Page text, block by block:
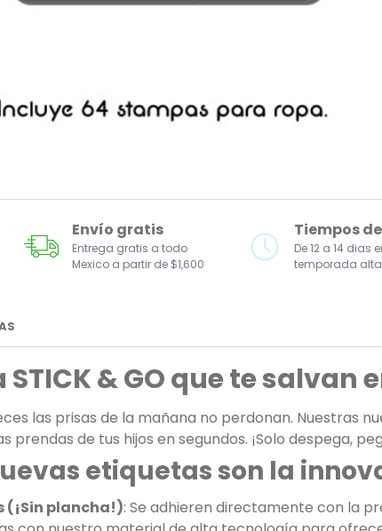
Envío gratis
Entrega gratis a todo
Mexico a partir de $1,600
Tiempos
De 12 a 14 dias
temporada alta
STICK & GO que te
las prisas de la mañana no perdonan. Nuestras
de tus hijos en segundos. ¡Solo despega,
etiquetas son la
(¡Sin plancha!): Se adhieren directamente con la